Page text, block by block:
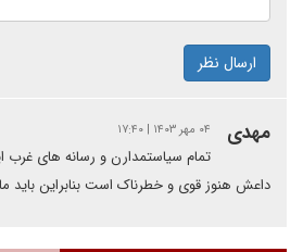
ارسال نظر
مهدی ۰۴ مهر ۱۴۰۳ | ۱۷:۴۰
تمام سیاستمدارن و رسانه های غرب
داعش هنوز قوی و خطرناک است بنابراین باید